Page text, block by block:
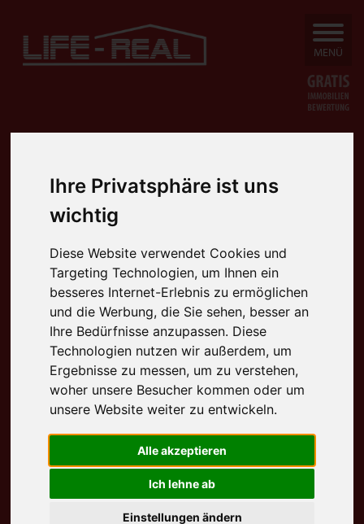
Ihre Privatsphäre ist uns
wichtig
Diese Website verwendet Cookies und
Targeting Technologien, um Ihnen ein
besseres Internet-Erlebnis zu ermöglichen
und die Werbung, die Sie sehen, besser an
Ihre Bedürfnisse anzupassen. Diese
Technologien nutzen wir außerdem, um
Ergebnisse zu messen, um zu verstehen,
woher unsere Besucher kommen oder um
unsere Website weiter zu entwickeln.
Alle akzeptieren
Ich lehne ab
Einstellungen ändern
MENÜ
SUCHEN